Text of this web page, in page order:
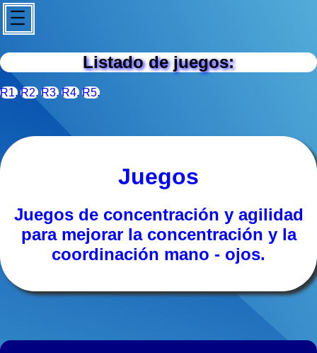
Listado de juegos:
R1. R2. R3. R4. R5.
Juegos
Juegos de concentración y agilidad
para mejorar la concentración y la
coordinación mano - ojos.